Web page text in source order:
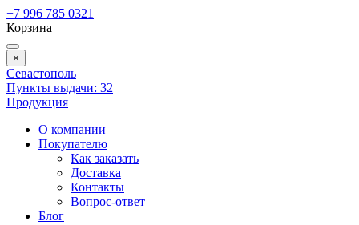
+7 996 785 0321
Корзина
×
Севастополь
Пункты выдачи: 32
Продукция
О компании
Покупателю
Как заказать
Доставка
Контакты
Вопрос-ответ
Блог